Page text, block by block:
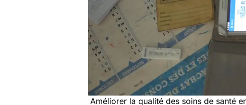
Améliorer la qualité des soins de santé